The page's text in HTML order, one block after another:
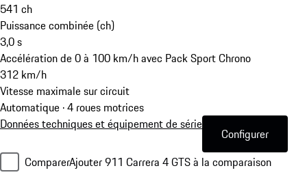
541 ch
Puissance combinée (ch)
3,0s
Accélération de 0 à 100 km/h avec Pack Sport Chrono
312 km/h
Vitesse maximale sur circuit
Automatique · 4 roues motrices
Données techniques et équipement de série
Configurer
ComparerAjouter 911 Carrera 4 GTS à la comparaison